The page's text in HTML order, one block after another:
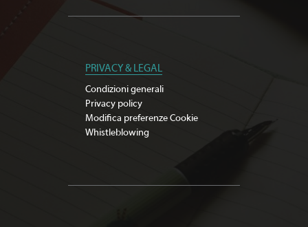
PRIVACY & LEGAL
Condizioni generali
Privacy policy
Modifica preferenze Cookie
Whistleblowing